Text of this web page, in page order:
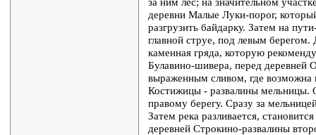
деревни Малые Луки-порог,
разгрузить байдарку. Затем на
главной струе, под левым
каменная гряда, которую
Булавино-шивера, перед деревней
выраженным сливом, где
Костижицы - развалины мельницы.
правому берегу. Сразу за
Затем река разливается,
деревней Строкино-развалины